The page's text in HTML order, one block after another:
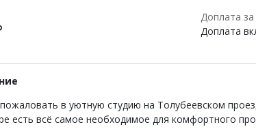
Доплата за
Доплата
в уютную студию на Толубеевском
есть всё самое необходимое для комфортного